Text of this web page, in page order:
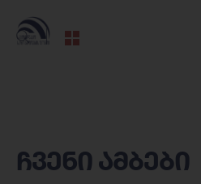
ჩვენი ამბები